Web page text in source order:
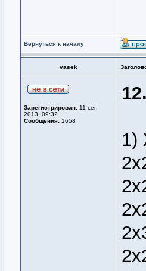
Вернуться к началу
vasek
Зарегистрирован: 11 сен
2013, 09:32
Сообщения: 1658
1)